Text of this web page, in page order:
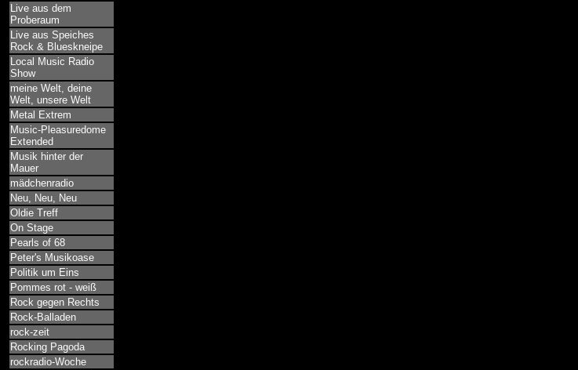
Live aus dem
Proberaum
Live aus Speiches
Rock & Blueskneipe
Local Music Radio
Show
meine Welt, deine
Welt, unsere Welt
Metal Extrem
Music-Pleasuredome
Extended
Musik hinter der
Mauer
mädchenradio
Neu, Neu, Neu
Oldie Treff
On Stage
Pearls of 68
Peter's Musikoase
Politik um Eins
Pommes rot - weiß
Rock gegen Rechts
Rock-Balladen
rock-zeit
Rocking Pagoda
rockradio-Woche